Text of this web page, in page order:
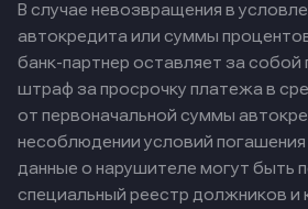
В случае невозвращения в
автокредита или суммы
банк-партнер оставляет за собой
штраф за просрочку платежа в
от первоначальной суммы
несоблюдении условий
данные о нарушителе могут быть
специальный реестр должников и